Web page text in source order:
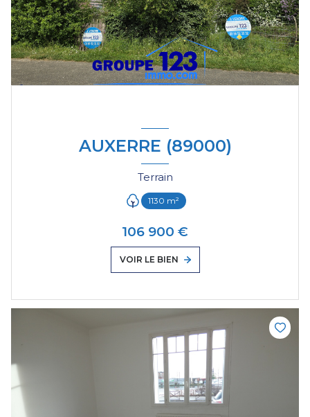
AUXERRE (89000)
Terrain
1130 m²
106 900 €
VOIR LE BIEN